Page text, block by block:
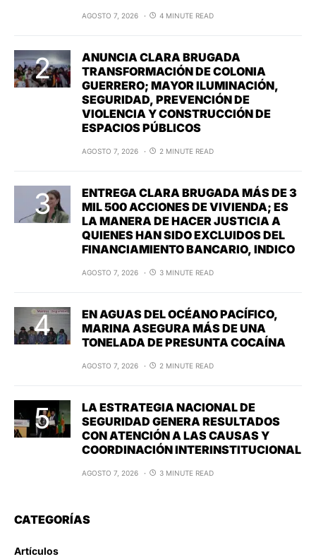
AGOSTO 7, 2026 4 MINUTE READ
ANUNCIA CLARA BRUGADA
TRANSFORMACIÓN DE COLONIA
GUERRERO; MAYOR ILUMINACIÓN,
SEGURIDAD, PREVENCIÓN DE
VIOLENCIA Y CONSTRUCCIÓN DE
ESPACIOS PÚBLICOS
AGOSTO 7, 2026 2 MINUTE READ
ENTREGA CLARA BRUGADA MÁS DE 3
MIL 500 ACCIONES DE VIVIENDA; ES
LA MANERA DE HACER JUSTICIA A
QUIENES HAN SIDO EXCLUIDOS DEL
FINANCIAMIENTO BANCARIO, INDICO
AGOSTO 7, 2026 3 MINUTE READ
EN AGUAS DEL OCÉANO PACÍFICO,
MARINA ASEGURA MÁS DE UNA
TONELADA DE PRESUNTA COCAÍNA
AGOSTO 7, 2026 2 MINUTE READ
LA ESTRATEGIA NACIONAL DE
SEGURIDAD GENERA RESULTADOS
CON ATENCIÓN A LAS CAUSAS Y
COORDINACIÓN INTERINSTITUCIONAL
AGOSTO 7, 2026 3 MINUTE READ
CATEGORÍAS
Artículos